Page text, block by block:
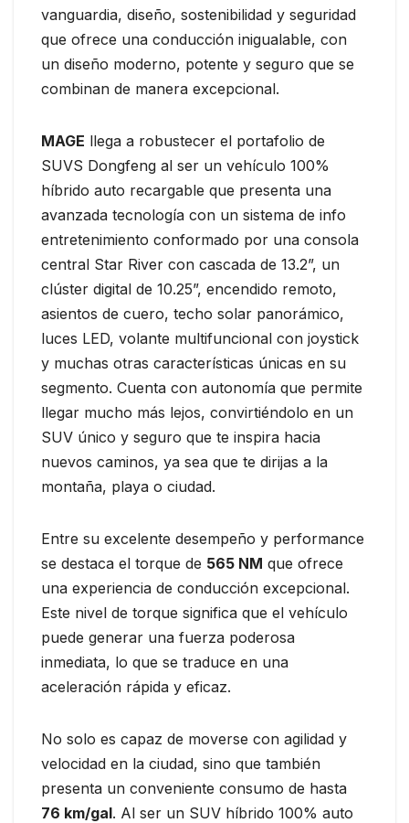
vanguardia, diseño, sostenibilidad y seguridad
que ofrece una conducción inigualable, con
un diseño moderno, potente y seguro que se
combinan de manera excepcional.
MAGE llega a robustecer el portafolio de
SUVS Dongfeng al ser un vehículo 100%
híbrido auto recargable que presenta una
avanzada tecnología con un sistema de info
entretenimiento conformado por una consola
central Star River con cascada de 13.2”, un
clúster digital de 10.25”, encendido remoto,
asientos de cuero, techo solar panorámico,
luces LED, volante multifuncional con joystick
y muchas otras características únicas en su
segmento. Cuenta con autonomía que permite
llegar mucho más lejos, convirtiéndolo en un
SUV único y seguro que te inspira hacia
nuevos caminos, ya sea que te dirijas a la
montaña, playa o ciudad.
Entre su excelente desempeño y performance
se destaca el torque de 565 NM que ofrece
una experiencia de conducción excepcional.
Este nivel de torque significa que el vehículo
puede generar una fuerza poderosa
inmediata, lo que se traduce en una
aceleración rápida y eficaz.
No solo es capaz de moverse con agilidad y
velocidad en la ciudad, sino que también
presenta un conveniente consumo de hasta
76 km/gal. Al ser un SUV híbrido 100% auto